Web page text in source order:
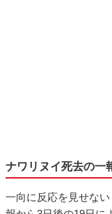
ナワリヌイ死去の一
一向に反応を見せな